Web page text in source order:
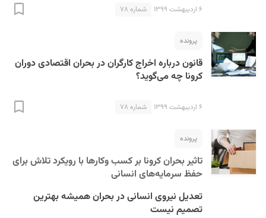
۶ اردیبهشت ۱۳۹۹ شماره ۷۸
پرونده
قانون درباره اخراج کارگران در بحران اقتصادی دوران
کرونا چه می‌گوید؟
۶ اردیبهشت ۱۳۹۹ شماره ۷۸
پرونده
تاثیر بحران کرونا بر کسب ‌وکارها با رویکرد تلاش برای
حفظ سرمایه‌های انسانی
تعدیل نیروی انسانی در بحران همیشه بهترین
تصمیم نیست